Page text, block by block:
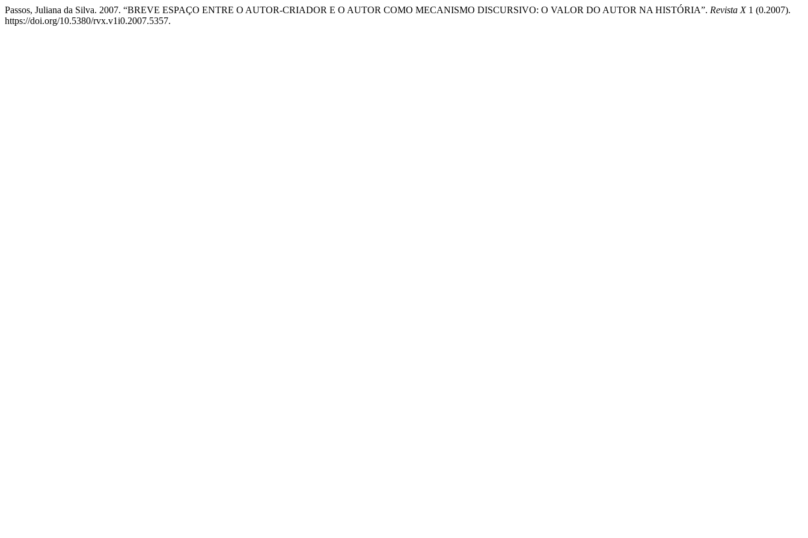
Passos, Juliana da Silva. 2007. “BREVE ESPAÇO ENTRE O AUTOR-CRIADOR E O AUTOR COMO MECANISMO DISCURSIVO: O VALOR DO AUTOR NA HISTÓRIA”. Revista X1 (0.2007).
https://doi.org/10.5380/rvx.v1i0.2007.5357.